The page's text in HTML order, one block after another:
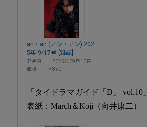
an・an (アン・アン) 202
5年 9/17号 [雑誌]
発売日
2025年09月10日
価格
￥850
「タイドラマガイド「D」 vol.10」
表紙：March＆Koji（向井康二）